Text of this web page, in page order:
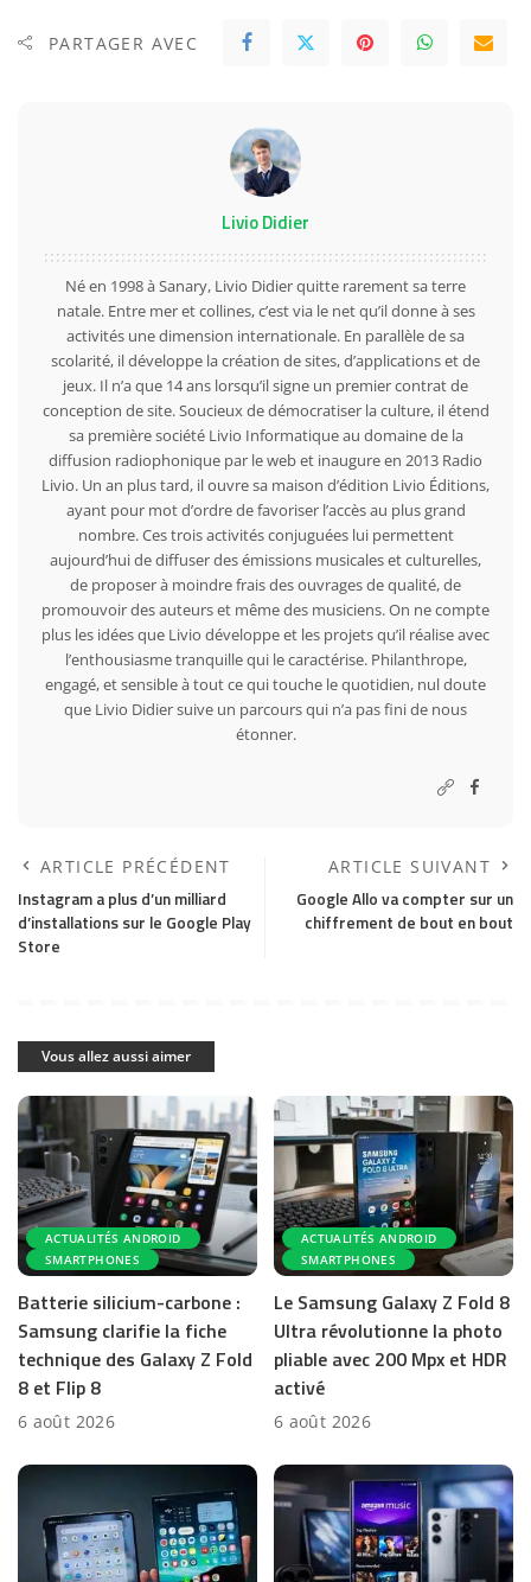
PARTAGER AVEC
Livio Didier
Né en 1998 à Sanary, Livio Didier quitte rarement sa terre
natale. Entre mer et collines, c’est via le net qu’il donne à ses
activités une dimension internationale. En parallèle de sa
scolarité, il développe la création de sites, d’applications et de
jeux. Il n’a que 14 ans lorsqu’il signe un premier contrat de
conception de site. Soucieux de démocratiser la culture, il étend
sa première société Livio Informatique au domaine de la
diffusion radiophonique par le web et inaugure en 2013 Radio
Livio. Un an plus tard, il ouvre sa maison d’édition Livio Éditions,
ayant pour mot d’ordre de favoriser l’accès au plus grand
nombre. Ces trois activités conjuguées lui permettent
aujourd’hui de diffuser des émissions musicales et culturelles,
de proposer à moindre frais des ouvrages de qualité, de
promouvoir des auteurs et même des musiciens. On ne compte
plus les idées que Livio développe et les projets qu’il réalise avec
l’enthousiasme tranquille qui le caractérise. Philanthrope,
engagé, et sensible à tout ce qui touche le quotidien, nul doute
que Livio Didier suive un parcours qui n’a pas fini de nous
étonner.
ARTICLE PRÉCÉDENT
Instagram a plus d’un milliard
d’installations sur le Google Play
Store
ARTICLE SUIVANT
Google Allo va compter sur un
chiffrement de bout en bout
Vous allez aussi aimer
ACTUALITÉS ANDROID
SMARTPHONES
Batterie silicium-carbone :
Samsung clarifie la fiche
technique des Galaxy Z Fold
8 et Flip 8
6 août 2026
ACTUALITÉS ANDROID
SMARTPHONES
Le Samsung Galaxy Z Fold 8
Ultra révolutionne la photo
pliable avec 200 Mpx et HDR
activé
6 août 2026